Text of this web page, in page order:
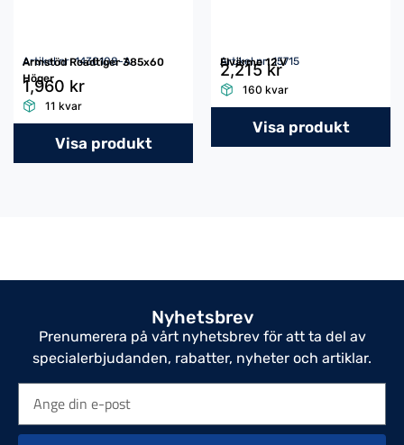
Artikel nr: 1430108-A
Armstöd Roadtiger 385x60
Höger
1,960 kr
11 kvar
Visa produkt
Artikel nr: 15715
Elvärme 12 V
2,215 kr
160 kvar
Visa produkt
Nyhetsbrev
Prenumerera på vårt nyhetsbrev för att ta del av
specialerbjudanden, rabatter, nyheter och artiklar.